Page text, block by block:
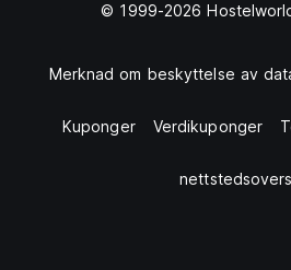
© 1999-2026
Merknad om beskyttelse av
Kuponger Verdikuponger